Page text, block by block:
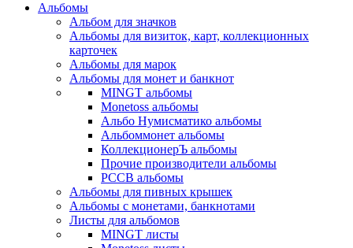
Альбомы
Альбом для значков
Альбомы для визиток, карт, коллекционных
карточек
Альбомы для марок
Альбомы для монет и банкнот
MINGT альбомы
Monetoss альбомы
Альбо Нумисматико альбомы
Альбоммонет альбомы
КоллекционерЪ альбомы
Прочие производители альбомы
РССВ альбомы
Альбомы для пивных крышек
Альбомы с монетами, банкнотами
Листы для альбомов
MINGT листы